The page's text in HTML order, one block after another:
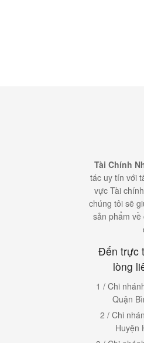
Tài Chính
tác uy tín với
vực Tài
chúng tôi sẽ
sản phẩm
Đến trực
lòng
1 / Chi
Quận
2 / Chi
Huyện